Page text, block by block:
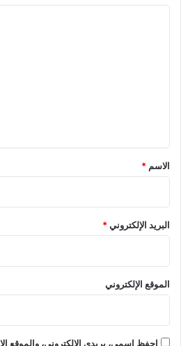
*
الاسم *
البريد الإلكتروني*
الموقع الإلكتروني
احفظ اسمي، بريدي الإلكتروني، والموقع